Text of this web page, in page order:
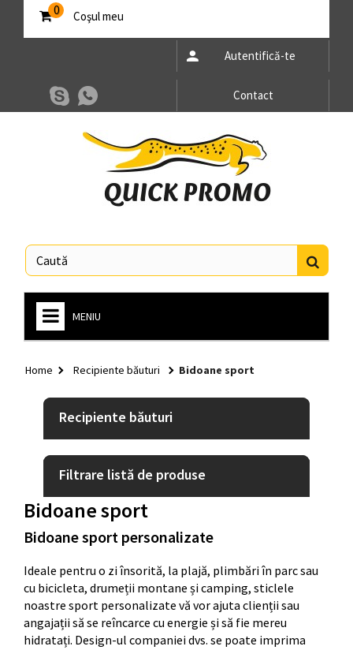
Coşul meu
0
Autentifică-te
Contact
MENIU
GENȚI ȘI RUCSACURI
GADGETURI
PIXURI
BIROU
+
CASĂ ȘI GRĂDINĂ
SISTEME DE EXPUNERE
IDEI QUICK
Home Recipiente băuturi Bidoane sport
Recipiente băuturi
Filtrare listă de produse
Bidoane sport
Bidoane sport personalizate
Ideale pentru o zi însorită, la plajă, plimbări în parc sau
cu bicicleta, drumeții montane și camping, sticlele
noastre sport personalizate vă vor ajuta clienții sau
angajații să se reîncarce cu energie și să fie mereu
hidratați. Design-ul companiei dvs. se poate imprima